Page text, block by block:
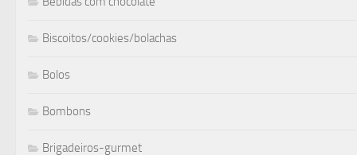
Biscoitos/cookies/bolachas
Bolos
Bombons
Brigadeiros-gurmet